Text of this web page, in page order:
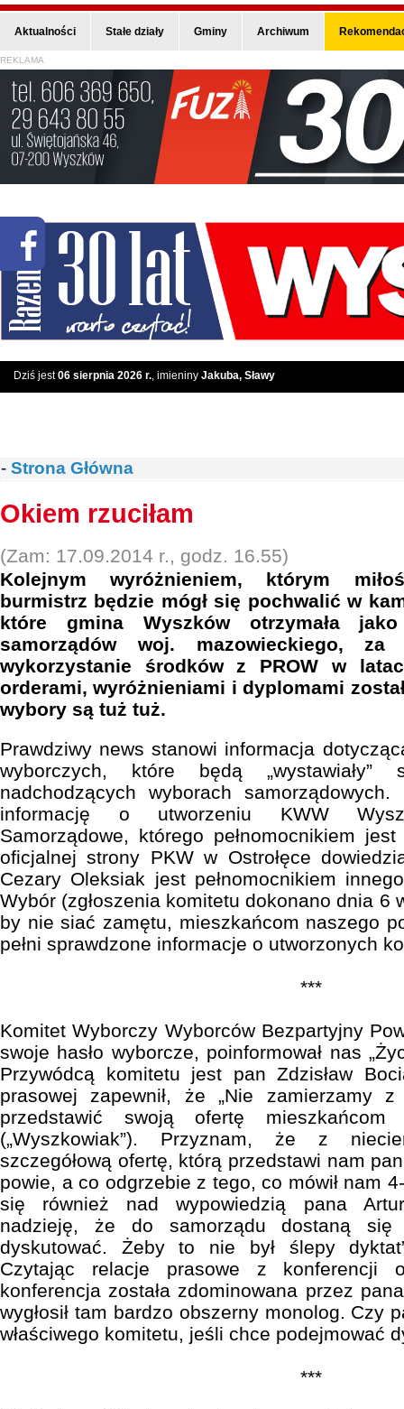
Aktualności Stałe działy Gminy Archiwum
REKLAMA
Dziś jest06 sierpnia 2026 r., imieniny Jakuba, Sławy
- Strona Główna
Okiem rzuciłam
(Zam: 17.09.2014 r., godz. 16.55)
Kolejnym wyróżnieniem, którym
burmistrz będzie mógł się pochwalić w
które gmina Wyszków otrzymała
samorządów woj. mazowieckiego, za
wykorzystanie środków z PROW w
orderami, wyróżnieniami i dyplomami
wybory są tuż tuż.
Prawdziwy news stanowi informacja
wyborczych, które będą „wystawiały”
nadchodzących wyborach samorządowych.
informację o utworzeniu KWW
Samorządowe, którego pełnomocnikiem
oficjalnej strony PKW w Ostrołęce
Cezary Oleksiak jest pełnomocnikiem
Wybór (zgłoszenia komitetu dokonano dnia 6
by nie siać zamętu, mieszkańcom naszego
pełni sprawdzone informacje o utworzonych
***
Komitet Wyborczy Wyborców Bezpartyjny
swoje hasło wyborcze, poinformował nas
Przywódcą komitetu jest pan Zdzisław
prasowej zapewnił, że „Nie zamierzamy
przedstawić swoją ofertę
(„Wyszkowiak”). Przyznam, że z
szczegółową ofertę, którą przedstawi nam
powie, a co odgrzebie z tego, co mówił nam
się również nad wypowiedzią pana
nadzieję, że do samorządu dostaną się
dyskutować. Żeby to nie był ślepy
Czytając relacje prasowe z konferencji
konferencja została zdominowana przez
wygłosił tam bardzo obszerny monolog. Czy
właściwego komitetu, jeśli chce podejmować
***